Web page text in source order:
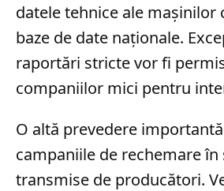
datele tehnice ale mașinilor
baze de date naționale.
raportări stricte vor fi
companiilor mici pentru
O altă prevedere
campaniile de rechemare în
transmise de producători.